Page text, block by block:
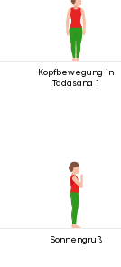
Kopfbewegung in
Tadasana 1
Sonnengruß